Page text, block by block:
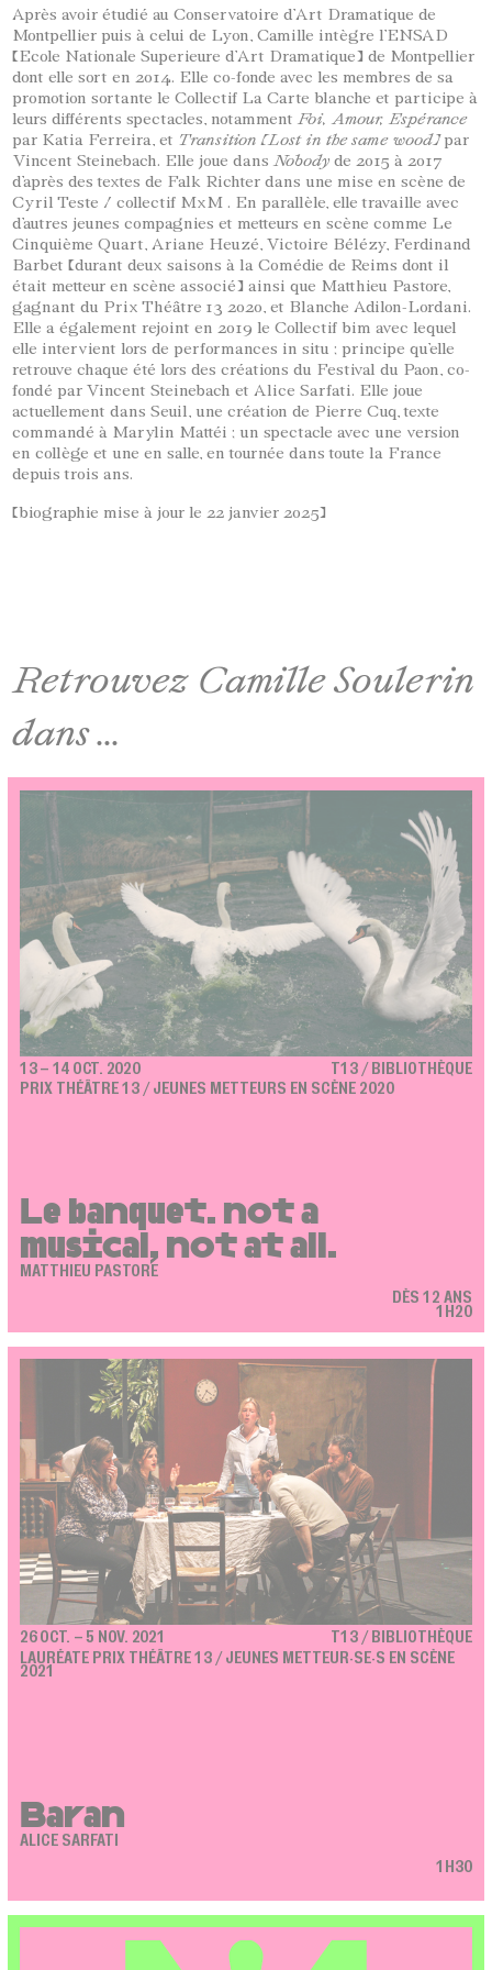
Après avoir étudié au Conservatoire d’Art Dramatique de
Montpellier puis à celui de Lyon, Camille intègre l’ENSAD
(Ecole Nationale Superieure d’Art Dramatique) de Montpellier
dont elle sort en 2014. Elle co-fonde avec les membres de sa
promotion sortante le Collectif La Carte blanche et participe à
leurs différents spectacles, notamment Foi, Amour, Espérance
par Katia Ferreira, et Transition (Lost in the same wood)par
Vincent Steinebach. Elle joue dans Nobody de 2015 à 2017
d’après des textes de Falk Richter dans une mise en scène de
Cyril Teste / collectif MxM . En parallèle, elle travaille avec
d’autres jeunes compagnies et metteurs en scène comme Le
Cinquième Quart, Ariane Heuzé, Victoire Bélézy, Ferdinand
Barbet (durant deux saisons à la Comédie de Reims dont il
était metteur en scène associé) ainsi que Matthieu Pastore,
gagnant du Prix Théâtre 13 2020, et Blanche Adilon-Lordani.
Elle a également rejoint en 2019 le Collectif bim avec lequel
elle intervient lors de performances in situ ; principe qu’elle
retrouve chaque été lors des créations du Festival du Paon, co-
fondé par Vincent Steinebach et Alice Sarfati. Elle joue
actuellement dans Seuil, une création de Pierre Cuq, texte
commandé à Marylin Mattéi ; un spectacle avec une version
en collège et une en salle, en tournée dans toute la France
depuis trois ans.
[biographie mise à jour le 22 janvier 2025]
Retrouvez Camille Soulerin
dans ...
13 – 14 OCT. 2020
PRIX THÉÂTRE 13 / JEUNES METTEURS EN SCÈNE 2020
T13 / BIBLIOTHÈQUE
Le banquet. not a
musical, not at all.
MATTHIEU PASTORE
DÈS 12 ANS
1H20
26 OCT. – 5 NOV. 2021
LAURÉATE PRIX THÉÂTRE 13 / JEUNES METTEUR·SE·S EN SCÈNE
2021
T13 / BIBLIOTHÈQUE
Baran
ALICE SARFATI
1H30